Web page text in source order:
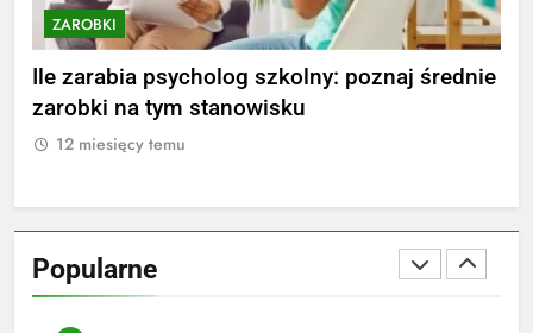
ZAROBKI
Ile zarabia psycholog szkolny: poznaj średnie
zarobki na tym stanowisku
12 miesięcy temu
Popularne
1
aktualne stawki męskiego
striptizera
ZAROBKI
poznaj średnie zarobki na tym